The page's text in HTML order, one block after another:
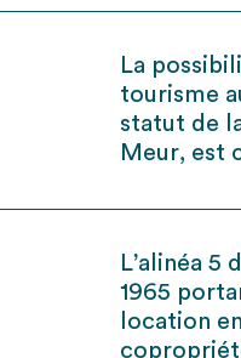
La
tourisme
statut de
Meur, est
L’alinéa 5
1965
location